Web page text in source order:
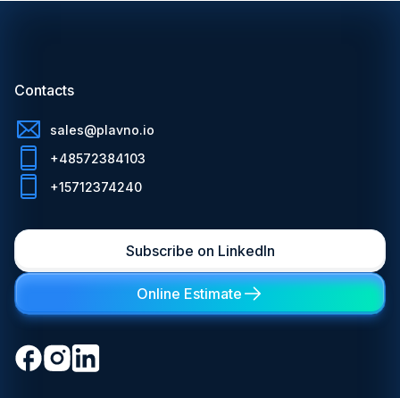
Contacts
sales@plavno.io
+48572384103
+15712374240
Subscribe on LinkedIn
Online Estimate